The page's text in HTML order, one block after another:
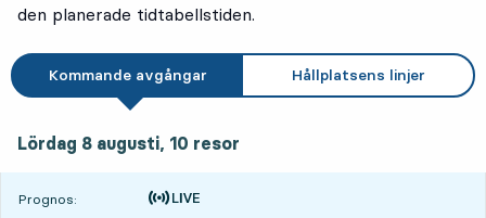
den planerade tidtabellstiden.
Kommande avgångar Hållplatsens linjer
Lördag 8 augusti, 10 resor
Prognos:
Tiden är prognos